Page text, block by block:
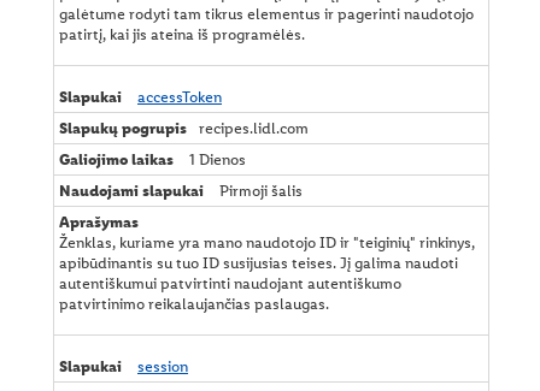
galėtume rodyti tam tikrus elementus ir pagerinti naudotojo
patirtį, kai jis ateina iš programėlės.
accessToken
recipes.lidl.com
1 Dienos
Pirmoji šalis
Ženklas, kuriame yra mano naudotojo ID ir "teiginių" rinkinys,
apibūdinantis su tuo ID susijusias teises. Jį galima naudoti
autentiškumui patvirtinti naudojant autentiškumo
patvirtinimo reikalaujančias paslaugas.
session